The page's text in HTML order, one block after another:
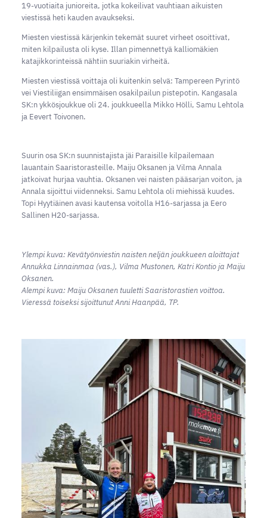
19-vuotiaita junioreita, jotka kokeilivat vauhtiaan aikuisten
viestissä heti kauden avaukseksi.
Miesten viestissä kärjenkin tekemät suuret virheet osoittivat,
miten kilpailusta oli kyse. Illan pimennettyä kalliomäkien
katajikkorinteissä nähtiin suuriakin virheitä.
Miesten viestissä voittaja oli kuitenkin selvä: Tampereen Pyrintö
vei Viestiliigan ensimmäisen osakilpailun pistepotin. Kangasala
SK:n ykkösjoukkue oli 24. joukkueella Mikko Hölli, Samu Lehtola
ja Eevert Toivonen.
Suurin osa SK:n suunnistajista jäi Paraisille kilpailemaan
lauantain Saaristorasteille. Maiju Oksanen ja Vilma Annala
jatkoivat hurjaa vauhtia. Oksanen vei naisten pääsarjan voiton, ja
Annala sijoittui viidenneksi. Samu Lehtola oli miehissä kuudes.
Topi Hyytiäinen avasi kautensa voitolla H16-sarjassa ja Eero
Sallinen H20-sarjassa.
Ylempi kuva: Kevätyönviestin naisten neljän joukkueen aloittajat
Annukka Linnainmaa (vas.), Vilma Mustonen, Katri Kontio ja Maiju
Oksanen.
Alempi kuva: Maiju Oksanen tuuletti Saaristorastien voittoa.
Vieressä toiseksi sijoittunut Anni Haanpää, TP.